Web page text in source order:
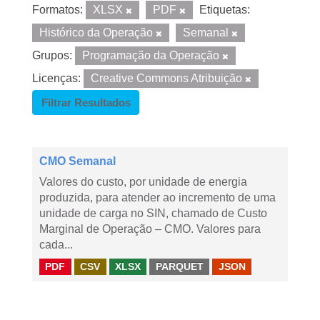
Formatos: XLSX PDF
Etiquetas:
Histórico da Operação
Semanal
Grupos:
Programação da Operação
Licenças:
Creative Commons Atribuição
Filtrar Resultados
CMO Semanal
Valores do custo, por unidade de energia
produzida, para atender ao incremento de uma
unidade de carga no SIN, chamado de Custo
Marginal de Operação – CMO. Valores para
cada...
PDF CSV XLSX PARQUET JSON